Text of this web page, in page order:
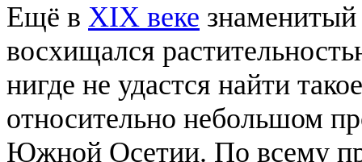
Ещё в XIX веке
восхищался
нигде не удастся найти
относительно небольшом
Южной Осетии. По всему